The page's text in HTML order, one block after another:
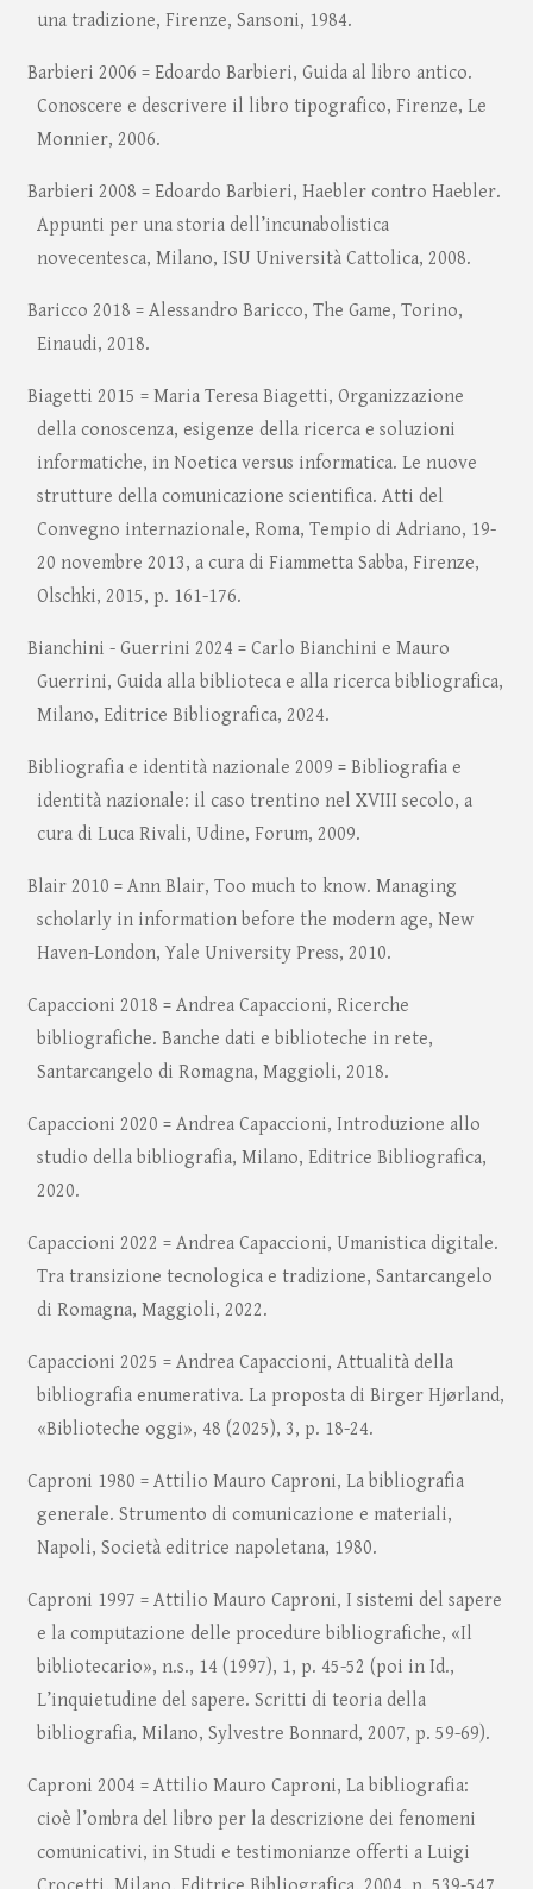
una tradizione, Firenze, Sansoni, 1984.
Barbieri 2006 = Edoardo Barbieri, Guida al libro antico.
Conoscere e descrivere il libro tipografico, Firenze, Le
Monnier, 2006.
Barbieri 2008 = Edoardo Barbieri, Haebler contro Haebler.
Appunti per una storia dell’incunabolistica
novecentesca, Milano, ISU Università Cattolica, 2008.
Baricco 2018 = Alessandro Baricco, The Game, Torino,
Einaudi, 2018.
Biagetti 2015 = Maria Teresa Biagetti, Organizzazione
della conoscenza, esigenze della ricerca e soluzioni
informatiche, in Noetica versus informatica. Le nuove
strutture della comunicazione scientifica. Atti del
Convegno internazionale, Roma, Tempio di Adriano, 19-
20 novembre 2013, a cura di Fiammetta Sabba, Firenze,
Olschki, 2015, p. 161-176.
Bianchini - Guerrini 2024 = Carlo Bianchini e Mauro
Guerrini, Guida alla biblioteca e alla ricerca bibliografica,
Milano, Editrice Bibliografica, 2024.
Bibliografia e identità nazionale 2009 = Bibliografia e
identità nazionale: il caso trentino nel XVIII secolo, a
cura di Luca Rivali, Udine, Forum, 2009.
Blair 2010 = Ann Blair, Too much to know. Managing
scholarly in information before the modern age, New
Haven-London, Yale University Press, 2010.
Capaccioni 2018 = Andrea Capaccioni, Ricerche
bibliografiche. Banche dati e biblioteche in rete,
Santarcangelo di Romagna, Maggioli, 2018.
Capaccioni 2020 = Andrea Capaccioni, Introduzione allo
studio della bibliografia, Milano, Editrice Bibliografica,
2020.
Capaccioni 2022 = Andrea Capaccioni, Umanistica digitale.
Tra transizione tecnologica e tradizione, Santarcangelo
di Romagna, Maggioli, 2022.
Capaccioni 2025 = Andrea Capaccioni, Attualità della
bibliografia enumerativa. La proposta di Birger Hjørland,
«Biblioteche oggi», 48 (2025), 3, p. 18-24.
Caproni 1980 = Attilio Mauro Caproni, La bibliografia
generale. Strumento di comunicazione e materiali,
Napoli, Società editrice napoletana, 1980.
Caproni 1997 = Attilio Mauro Caproni, I sistemi del sapere
e la computazione delle procedure bibliografiche, «Il
bibliotecario», n.s., 14 (1997), 1, p. 45-52 (poi in Id.,
L’inquietudine del sapere. Scritti di teoria della
bibliografia, Milano, Sylvestre Bonnard, 2007, p. 59-69).
Caproni 2004 = Attilio Mauro Caproni, La bibliografia:
cioè l’ombra del libro per la descrizione dei fenomeni
comunicativi, in Studi e testimonianze offerti a Luigi